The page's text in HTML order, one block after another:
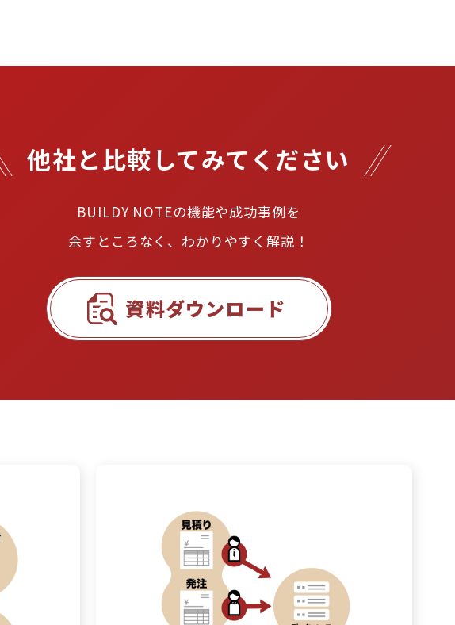
他社と比較してみてください
BUILDY NOTEの機能や成功事例を
余すところなく、わかりやすく解説！
資料ダウンロード